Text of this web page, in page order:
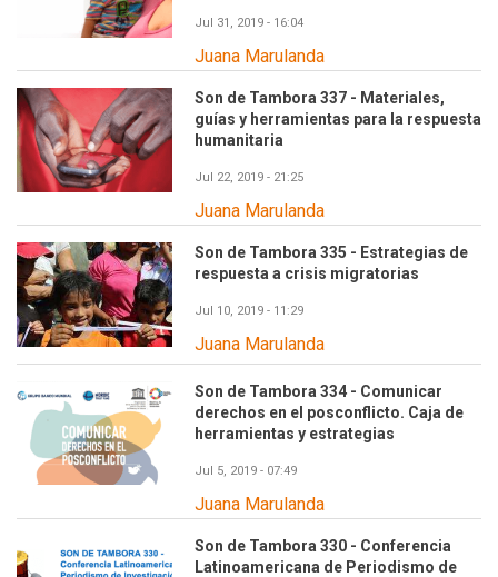
Jul 31, 2019 - 16:04
Juana Marulanda
Son de Tambora 337 - Materiales,
guías y herramientas para la respuesta
humanitaria
Jul 22, 2019 - 21:25
Juana Marulanda
Son de Tambora 335 - Estrategias de
respuesta a crisis migratorias
Jul 10, 2019 - 11:29
Juana Marulanda
Son de Tambora 334 - Comunicar
derechos en el posconflicto. Caja de
herramientas y estrategias
Jul 5, 2019 - 07:49
Juana Marulanda
Son de Tambora 330 - Conferencia
Latinoamericana de Periodismo de